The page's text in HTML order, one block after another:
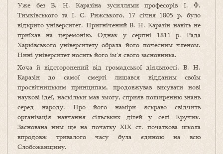
Уже без В. Н. Каразіна зусиллями професорів І. Ф.
Тимківського та І. С. Рижського, 17 січня 1805 р. було
відкрито університет. Пригнічений В. Н. Каразін навіть не
приїхав на церемонію. Однак у серпні 1811 р. Рада
Харківського університету обрала його почесним членом.
Нині університет носить його ім’я свого засновника.
Хоча й відсторонений від громадської діяльності, В. Н.
Каразін до самої смерті лишався відданим своїм
просвітницьким принципам, продовжував висувати нові
наукові ідеї, наскільки мав змогу, сприяв поширенню знань
серед народу. Про його наміри яскраво свідчить
організація навчання сільських дітей у селі Кручик.
Заснована ним ще на початку ХІХ ст. початкова школа
впродовж тривалого часу була єдиною на всю
Слобожанщину.